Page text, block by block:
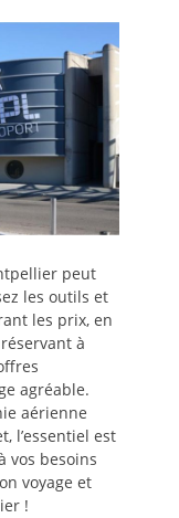
peut
les outils et
les prix, en
à
agréable.
aérienne
l’essentiel est
vos besoins
voyage et
!